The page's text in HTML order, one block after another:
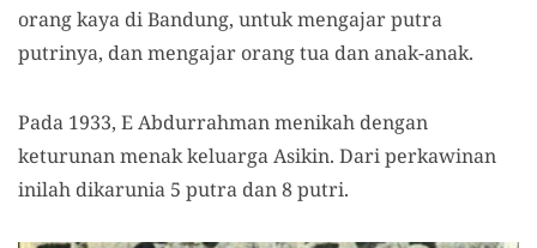
orang kaya di Bandung, untuk mengajar putra
putrinya, dan mengajar orang tua dan anak-anak.
Pada 1933, E Abdurrahman menikah dengan
keturunan menak keluarga Asikin. Dari perkawinan
inilah dikarunia 5 putra dan 8 putri.